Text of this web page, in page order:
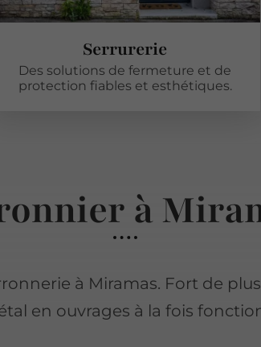
Serrurerie
Des solutions de fermeture et de
protection fiables et esthétiques.
à
à Miramas. Fort de
en ouvrages à la fois